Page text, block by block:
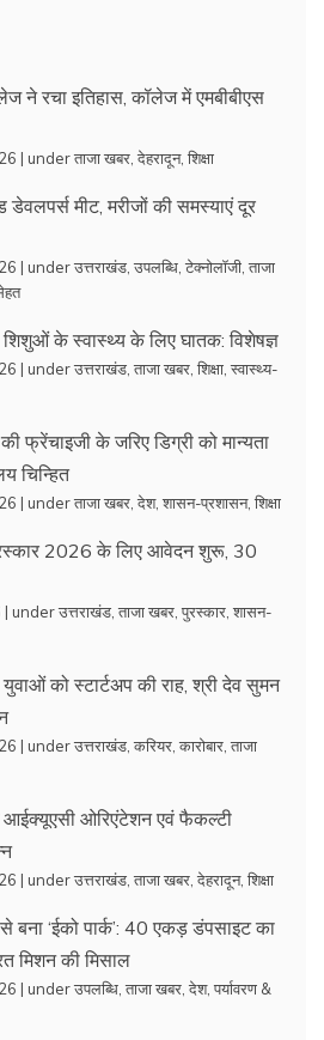
ने रचा इतिहास, कॉलेज में एमबीबीएस
| underताजा खबर देहरादून, शिक्षा
डेवलपर्स मीट, मरीजों की समस्याएं दूर
| underउत्तराखंड उपलब्धि टेक्नोलॉजी ताजा
शिशुओं के स्वास्थ्य के लिए घातक: विशेषज्ञ
| underउत्तराखंड ताजा खबर शिक्षा स्वास्थ्य-
फ्रेंचाइजी के जरिए डिग्री को मान्यता
चिन्हित
| underताजा खबर देश, शासन-प्रशासन, शिक्षा
2026 के लिए आवेदन शुरू, 30
| underउत्तराखंड ताजा खबर पुरस्कार शासन-
युवाओं को स्टार्टअप की राह, श्री देव सुमन
| underउत्तराखंड करियर कारोबार ताजा
आईक्यूएसी ओरिएंटेशन एवं फैकल्टी
| underउत्तराखंड ताजा खबर देहरादून, शिक्षा
बना ‘ईको पार्क’: 40 एकड़ डंपसाइट का
मिशन की मिसाल
| underउपलब्धि ताजा खबर देश, पर्यावरण &